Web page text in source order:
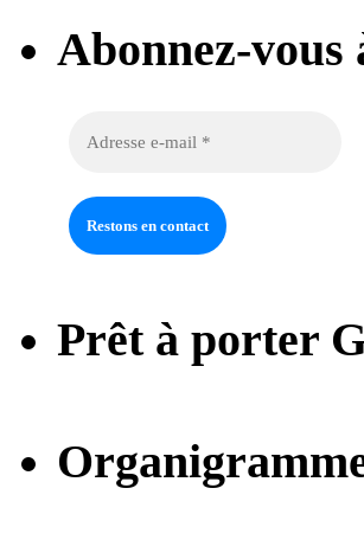
Abonnez-vous
Prêt à porter